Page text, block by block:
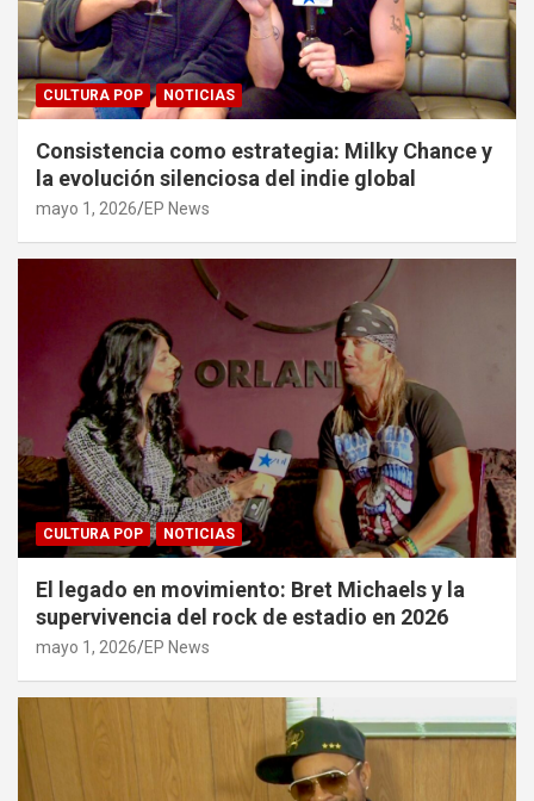
CULTURA POP NOTICIAS
Consistencia como estrategia: Milky Chance y
la evolución silenciosa del indie global
mayo 1, 2026 EP News
CULTURA POP NOTICIAS
El legado en movimiento: Bret Michaels y la
supervivencia del rock de estadio en 2026
mayo 1, 2026 EP News